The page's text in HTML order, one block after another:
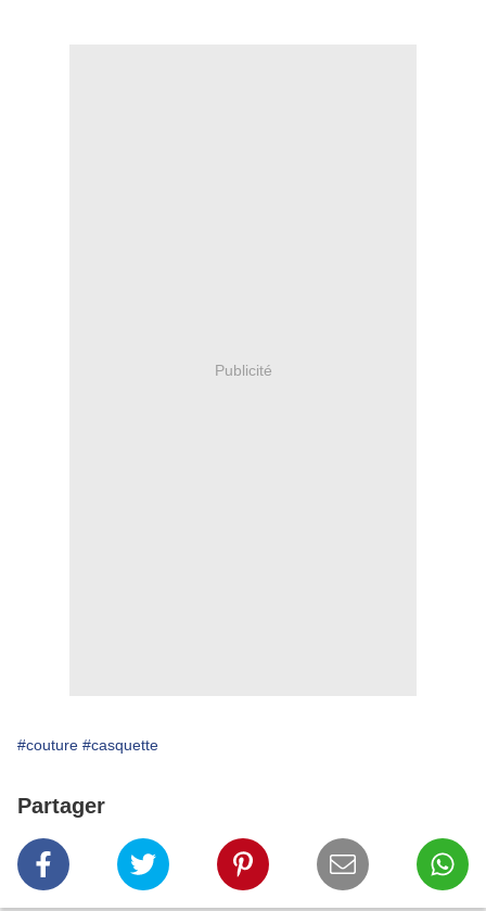
Publicité
#couture #casquette
Partager